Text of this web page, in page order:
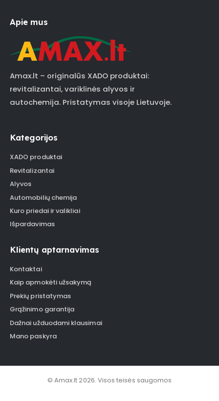
Apie mus
Amax.lt – originalūs XADO produktai:
revitalizantai, variklinės alyvos ir
autochemija. Pristatymas visoje Lietuvoje.
Kategorijos
XADO produktai
Revitalizantai
Alyvos
Automobilių chemija
Kuro priedai ir valikliai
Išpardavimas
Klientų aptarnavimas
Kontaktai
Kaip apmokėti užsakymą
Prekių pristatymas
Grąžinimo garantija
Dažnai užduodami klausimai
Mano paskyra
© Amax.lt 2026. Visos teisės saugomos